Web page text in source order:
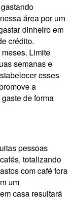
área por um
dinheiro em
crédito.
Limite
semanas e
esses
a
de forma
pessoas
totalizando
com café fora
um
casa resultará